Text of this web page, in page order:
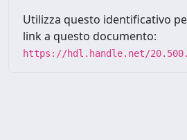
Utilizza questo identificativo
link a questo documento:
https://hdl.handle.net/